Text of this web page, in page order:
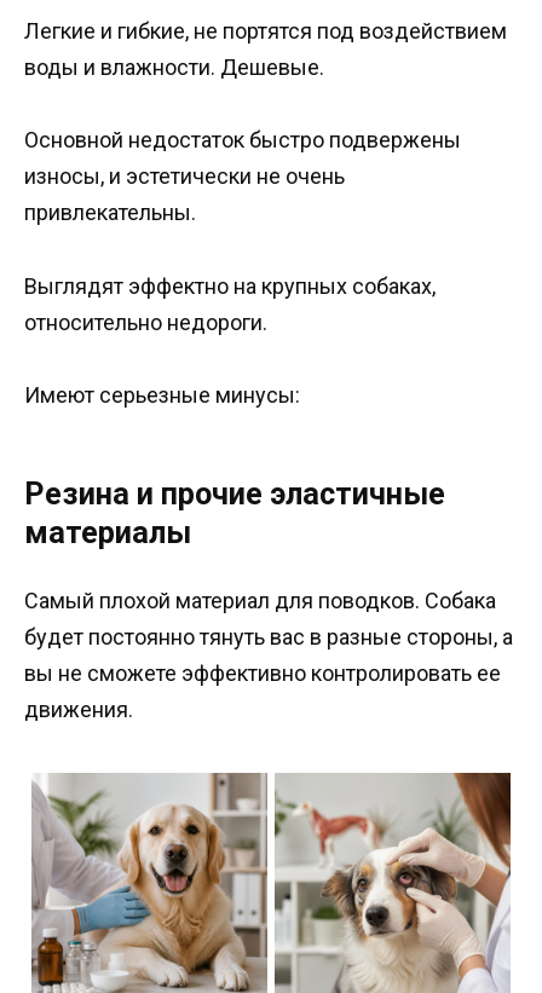
Легкие и гибкие, не портятся под воздействием
воды и влажности. Дешевые.
Основной недостаток быстро подвержены
износы, и эстетически не очень
привлекательны.
Выглядят эффектно на крупных собаках,
относительно недороги.
Имеют серьезные минусы:
Резина и прочие эластичные
материалы
Самый плохой материал для поводков. Собака
будет постоянно тянуть вас в разные стороны, а
вы не сможете эффективно контролировать ее
движения.